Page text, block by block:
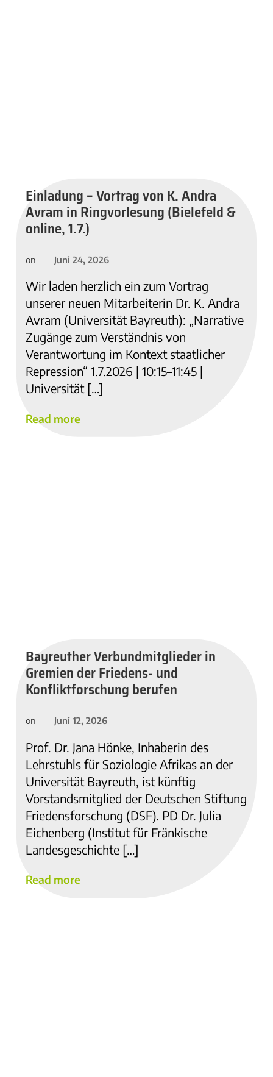
Einladung – Vortrag von K. Andra
Avram in Ringvorlesung (Bielefeld &
online, 1.7.)
on Juni 24, 2026
Wir laden herzlich ein zum Vortrag
unserer neuen Mitarbeiterin Dr. K. Andra
Avram (Universität Bayreuth): „Narrative
Zugänge zum Verständnis von
Verantwortung im Kontext staatlicher
Repression“ 1.7.2026 | 10:15–11:45 |
Universität […]
Read more
Bayreuther Verbundmitglieder in
Gremien der Friedens- und
Konfliktforschung berufen
on Juni 12, 2026
Prof. Dr. Jana Hönke, Inhaberin des
Lehrstuhls für Soziologie Afrikas an der
Universität Bayreuth, ist künftig
Vorstandsmitglied der Deutschen Stiftung
Friedensforschung (DSF). PD Dr. Julia
Eichenberg (Institut für Fränkische
Landesgeschichte […]
Read more